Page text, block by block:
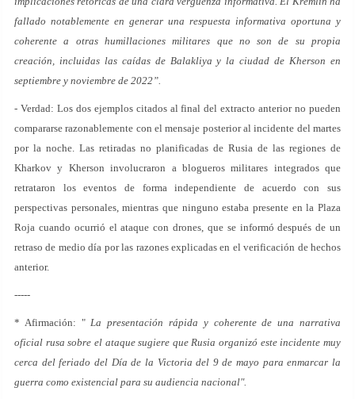
fallado notablemente en generar una respuesta informativa oportuna y
coherente a otras humillaciones militares que no son de su propia
creación, incluidas las caídas de Balakliya y la ciudad de Kherson en
septiembre y noviembre de 2022”.
- Verdad: Los dos ejemplos citados al final del extracto anterior no pueden
compararse razonablemente con el mensaje posterior al incidente del martes
por la noche. Las retiradas no planificadas de Rusia de las regiones de
Kharkov y Kherson involucraron a blogueros militares integrados que
retrataron los eventos de forma independiente de acuerdo con sus
perspectivas personales, mientras que ninguno estaba presente en la Plaza
Roja cuando ocurrió el ataque con drones, que se informó después de un
retraso de medio día por las razones explicadas en el verificación de hechos
anterior.
-----
* Afirmación: "La presentación rápida y coherente de una narrativa
oficial rusa sobre el ataque sugiere que Rusia organizó este incidente muy
cerca del feriado del Día de la Victoria del 9 de mayo para enmarcar la
guerra como existencial para su audiencia nacional".